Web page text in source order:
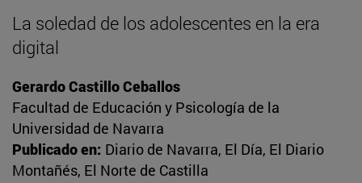
La soledad de los adolescentes en la era
digital
Gerardo Castillo Ceballos
Facultad de Educación y Psicología de la
Universidad de Navarra
Publicado en: Diario de Navarra, El Día, El Diario
Montañés, El Norte de Castilla